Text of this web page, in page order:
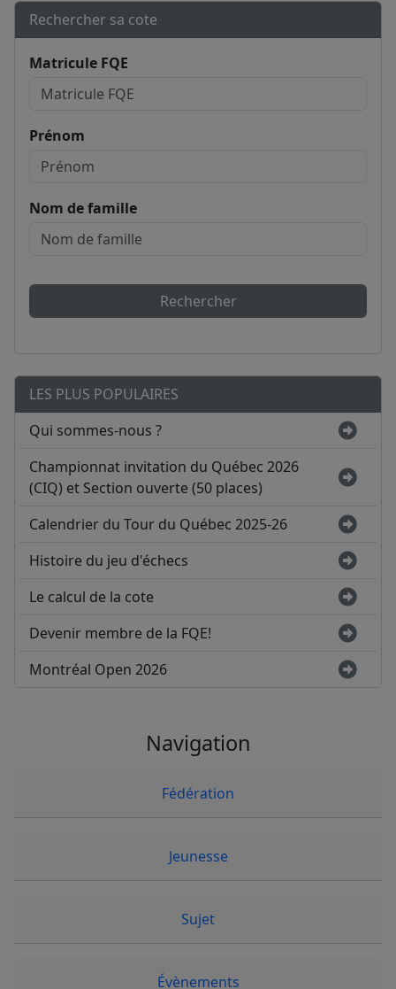
Rechercher sa cote
Matricule FQE
Prénom
Nom de famille
Rechercher
LES PLUS POPULAIRES
Qui sommes-nous ?
Championnat invitation du Québec 2026
(CIQ) et Section ouverte (50 places)
Calendrier du Tour du Québec 2025-26
Histoire du jeu d'échecs
Le calcul de la cote
Devenir membre de la FQE!
Montréal Open 2026
Navigation
Fédération
Jeunesse
Sujet
Évènements